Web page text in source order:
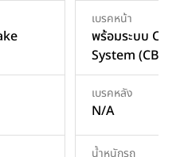
เบรคหน้า
พร้อมระบบ
System (CBS)
เบรคหลัง
N/A
น้ำหนักรถ